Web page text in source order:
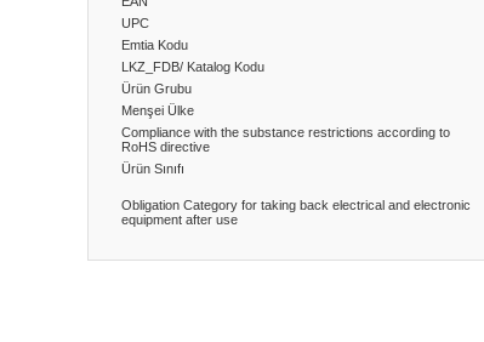
UPC
Emtia Kodu
LKZ_FDB/ Katalog Kodu
Ürün Grubu
Menşei Ülke
Compliance with the substance restrictions according to
RoHS directive
Ürün Sınıfı
Obligation Category for taking back electrical and electronic
equipment after use